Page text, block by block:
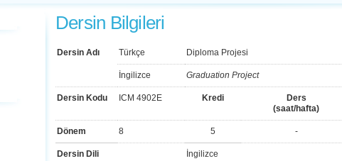
Dersin Bilgileri
Dersin Adı Türkçe Diploma Projesi
İngilizce Graduation Project
Dersin Kodu ICM 4902E Kredi
Ders
(saat/hafta)
Dönem 8 5 -
Dersin Dili İngilizce